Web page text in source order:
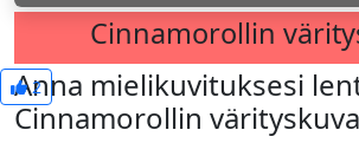
Cinnamorollin
2
Anna mielikuvituksesi
Cinnamorollin